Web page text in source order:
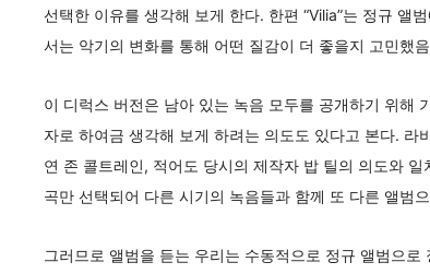
선택한 이유를 생각해 보게 한다. 한편 “Vilia”는 정규 앨
서는 악기의 변화를 통해 어떤 질감이 더 좋을지 고민했
이 디럭스 버전은 남아 있는 녹음 모두를 공개하기 위해
자로 하여금 생각해 보게 하려는 의도도 있다고 본다.
연 존 콜트레인, 적어도 당시의 제작자 밥 틸의 의도와
곡만 선택되어 다른 시기의 녹음들과 함께 또 다른 앨범
그러므로 앨범을 듣는 우리는 수동적으로 정규 앨범으